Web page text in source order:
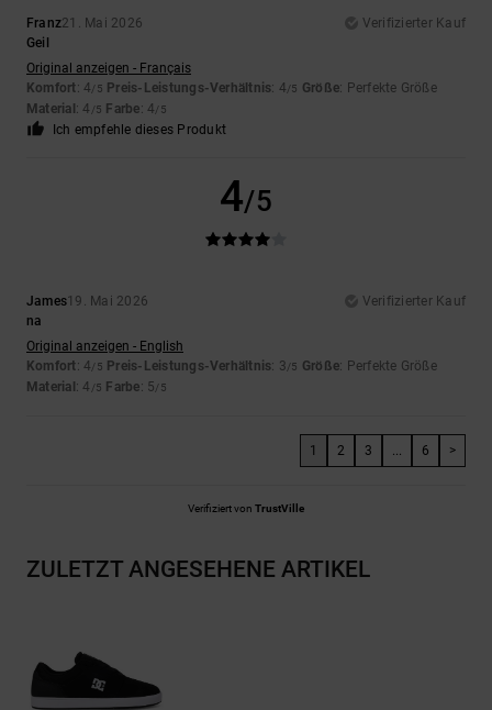
Franz21. Mai 2026
Verifizierter Kauf
Geil
Original anzeigen - Français
Komfort: 4/5 Preis-Leistungs-Verhältnis: 4/5 Größe: Perfekte Größe
Material : 4 /5 Farbe: 4/5
Ich empfehle dieses Produkt
4/5
James19. Mai 2026
Verifizierter Kauf
na
Original anzeigen - English
Komfort: 4/5 Preis-Leistungs-Verhältnis: 3/5 Größe: Perfekte Größe
Material : 4 /5 Farbe: 5/5
1 2 3 ... 6 >
Verifiziert von TrustVille
ZULETZT ANGESEHENE ARTIKEL